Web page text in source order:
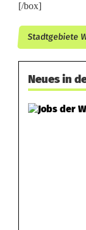
[/box]
Stadtgebiete
Neues in